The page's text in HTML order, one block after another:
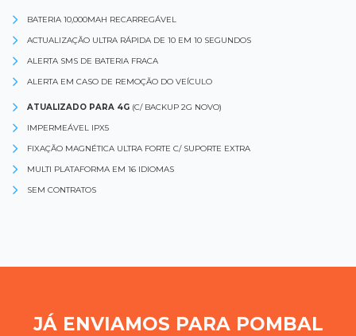
BATERIA 10,000MAH RECARREGÁVEL
ACTUALIZAÇÃO ULTRA RÁPIDA DE 10 EM 10 SEGUNDOS
ALERTA SMS DE BATERIA FRACA
ALERTA EM CASO DE REMOÇÃO DO VEÍCULO
ATUALIZADO PARA 4G (C/ BACKUP 2G NOVO)
IMPERMEÁVEL IPX5
FIXAÇÃO MAGNÉTICA ULTRA FORTE C/ SUPORTE EXTRA
MULTI PLATAFORMA EM 16 IDIOMAS
SEM CONTRATOS
JÁ ENVIAMOS PARA POMBAL